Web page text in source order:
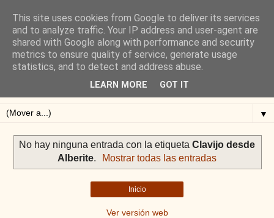
Blog de Alejandro San
Vicente
Blog sobre ciclismo: perfiles y altimetrías.
▼
No hay ninguna entrada con la etiqueta Clavijo desde
Alberite. Mostrar todas las entradas
Inicio
Ver versión web
This site uses cookies from Google to deliver its services
and to analyze traffic. Your IP address and user-agent are
shared with Google along with performance and security
metrics to ensure quality of service, generate usage
statistics, and to detect and address abuse.
LEARN MORE GOT IT